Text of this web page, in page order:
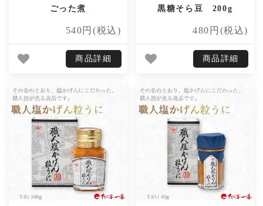
ごった煮
540円(税込)
商品詳細
黒糖そら豆 200g
480円(税込)
商品詳細